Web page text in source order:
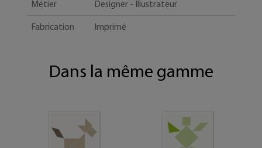
Métier Designer - Illustrateur
Fabrication Imprimé
Dans la même gamme